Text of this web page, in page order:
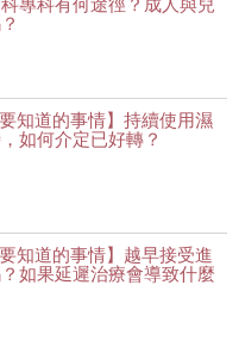
要知道的事情】持續使用濕
如何介定已好轉？
要知道的事情】越早接受進
如果延遲治療會導致什麼